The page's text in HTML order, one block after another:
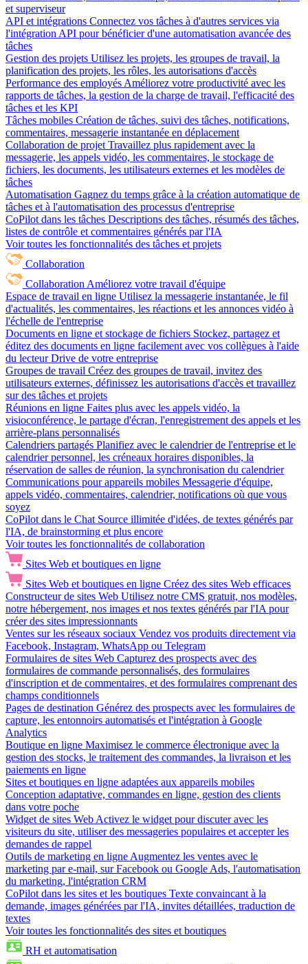
et superviseur
API et intégrations Connectez vos tâches à d'autres services via
l'intégration API pour bénéficier d'une automatisation avancée des
tâches
Gestion des projets Utilisez les projets, les groupes de travail, la
planification des projets, les rôles, les autorisations d'accès
Performance des employés Améliorez votre productivité avec les
rapports de tâches, la gestion de la charge de travail, l'efficacité des
tâches et les KPI
Tâches mobiles Création de tâches, suivi des tâches, notifications,
commentaires, messagerie instantanée en déplacement
Collaboration de projet Travaillez plus rapidement avec la
messagerie, les appels vidéo, les commentaires, le stockage de
fichiers, les documents, les utilisateurs externes et les modèles de
tâches
Automatisation Gagnez du temps grâce à la création automatique de
tâches et à l'automatisation des processus d'entreprise
CoPilot dans les tâches Descriptions des tâches, résumés des tâches,
listes de contrôle et commentaires générés par l'IA
Voir toutes les fonctionnalités des tâches et projets
Collaboration
Collaboration Améliorez votre travail d'équipe
Espace de travail en ligne Utilisez la messagerie instantanée, le fil
d'actualités, les commentaires, les réactions et les annonces vidéo à
l'échelle de l'entreprise
Documents en ligne et stockage de fichiers Stockez, partagez et
éditez des documents en ligne facilement avec vos collègues à l'aide
du lecteur Drive de votre entreprise
Groupes de travail Créez des groupes de travail, invitez des
utilisateurs externes, définissez les autorisations d'accès et travaillez
sur des tâches et projets
Réunions en ligne Faites plus avec les appels vidéo, la
visioconférence, le partage d'écran, l'enregistrement des appels et les
arrière-plans personnalisés
Calendriers partagés Planifiez avec le calendrier de l'entreprise et le
calendrier personnel, les créneaux horaires disponibles, la
réservation de salles de réunion, la synchronisation du calendrier
Communications pour appareils mobiles Messagerie d'équipe,
appels vidéo, commentaires, calendrier, notifications où que vous
soyez
CoPilot dans le Chat Source illimitée d'idées, de textes générés par
l'IA, de brainstorming et plus encore
Voir toutes les fonctionnalités de collaboration
Sites Web et boutiques en ligne
Sites Web et boutiques en ligne Créez des sites Web efficaces
Constructeur de sites Web Utilisez notre CMS gratuit, nos modèles,
notre hébergement, nos images et nos textes générés par l'IA pour
créer des sites impressionnants
Ventes sur les réseaux sociaux Vendez vos produits directement via
Facebook, Instagram, WhatsApp ou Telegram
Formulaires de sites Web Capturez des prospects avec des
formulaires de commande personnalisés, des formulaires
d'inscription et de commentaires, et des formulaires comprenant des
champs conditionnels
Pages de destination Générez des prospects avec les formulaires de
capture, les entonnoirs automatisés et l'intégration à Google
Analytics
Boutique en ligne Maximisez le commerce électronique avec la
gestion des stocks, le traitement des commandes, la livraison et les
paiements en ligne
Sites et boutiques en ligne adaptées aux appareils mobiles
Conception adaptative, commandes en ligne, gestion des clients
dans votre poche
Widget de sites Web Activez le widget pour discuter avec les
visiteurs du site, utiliser des messageries populaires et accepter les
demandes de rappel
Outils de marketing en ligne Augmentez les ventes avec le
marketing par e-mail, sur Facebook ou Google Ads, l'automatisation
du marketing, l'intégration CRM
CoPilot dans les sites et les boutiques Texte convaincant à la
demande, images générées par l'IA, invites détaillées, traduction de
textes
Voir toutes les fonctionnalités des sites et boutiques
RH et automatisation